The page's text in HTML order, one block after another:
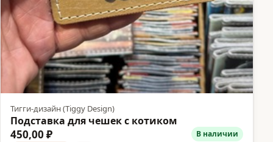
Тигги-дизайн (Tiggy Design)
Подставка для чешек с котиком
450,00 ₽ В наличии